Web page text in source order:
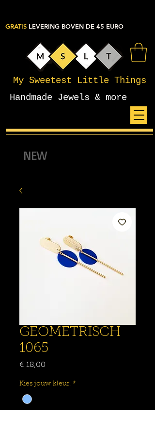
My Sweetest Little Things
Handmade Jewels & more
GRATIS LEVERING BOVEN DE 45 EURO
NEW
GEOMETRISCH
1065
€ 18,00
Kies jouw kleur. *